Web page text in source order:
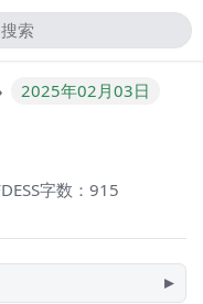
2025年02月03日
字数：915